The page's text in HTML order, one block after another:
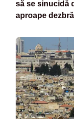
să se sinucidă
aproape